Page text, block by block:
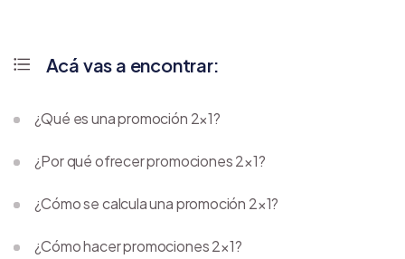
Acá vas a encontrar:
¿Qué es una promoción 2×1?
¿Por qué ofrecer promociones 2×1?
¿Cómo se calcula una promoción 2×1?
¿Cómo hacer promociones 2×1?